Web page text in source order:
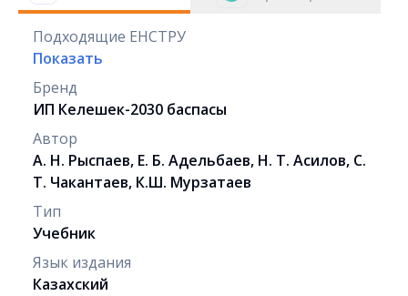
Подходящие ЕНСТРУ
Показать
Бренд
ИП Келешек-2030 баспасы
Автор
А. Н. Рыспаев, Е. Б. Адельбаев, Н. Т. Асилов, С.
Т. Чакантаев, К.Ш. Мурзатаев
Тип
Учебник
Язык издания
Казахский